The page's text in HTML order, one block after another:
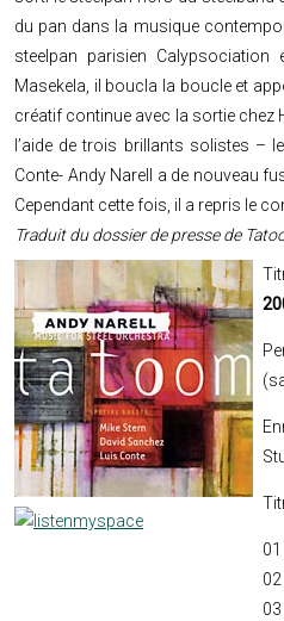
du pan dans la musique
steelpan parisien Calypsociation
Masekela, il boucla la boucle et
créatif continue avec la sortie chez
l’aide de trois brillants solistes –
Conte- Andy Narell a de nouveau
Cependant cette fois, il a repris le
Traduit du dossier de presse de